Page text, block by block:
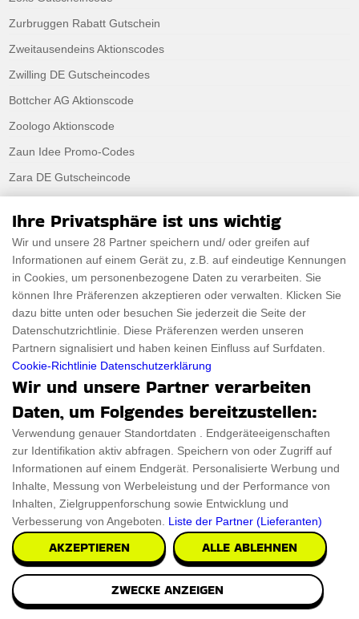
Zurbruggen Rabatt Gutschein
Zweitausendeins Aktionscodes
Zwilling DE Gutscheincodes
Bottcher AG Aktionscode
Zoologo Aktionscode
Zaun Idee Promo-Codes
Zara DE Gutscheincode
Zadig And Voltaire Rabattcode
Your Surprise DE Aktionscode
Yourbeef Promo-Codes
YFood Rabatt Gutschein
Xucker Gutscheincode
Xspo Aktionscode
Xiaomi Promo-Codes
We Love Bags DE Promo-Codes
Zero DE Kontakt
Heidelberger Str. 9-11, 69226 Nußloch
zero@zero.de
Ihre Privatsphäre ist uns wichtig
Wir und unsere 28 Partner speichern und/ oder greifen auf
Informationen auf einem Gerät zu, z.B. auf eindeutige Kennungen
in Cookies, um personenbezogene Daten zu verarbeiten. Sie
können Ihre Präferenzen akzeptieren oder verwalten. Klicken Sie
dazu bitte unten oder besuchen Sie jederzeit die Seite der
Datenschutzrichtlinie. Diese Präferenzen werden unseren
Partnern signalisiert und haben keinen Einfluss auf Surfdaten.
Cookie-Richtlinie Datenschutzerklärung
Wir und unsere Partner verarbeiten
Daten, um Folgendes bereitzustellen:
Verwendung genauer Standortdaten . Endgeräteeigenschaften
zur Identifikation aktiv abfragen. Speichern von oder Zugriff auf
Informationen auf einem Endgerät. Personalisierte Werbung und
Inhalte, Messung von Werbeleistung und der Performance von
Inhalten, Zielgruppenforschung sowie Entwicklung und
Verbesserung von Angeboten. Liste der Partner (Lieferanten)
AKZEPTIEREN ALLE ABLEHNEN
ZWECKE ANZEIGEN